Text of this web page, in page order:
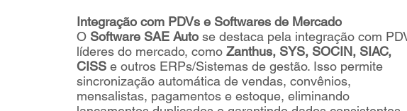
Integração com PDVs e Softwares de Mercado
O Software SAE Auto se destaca pela integração com
líderes do mercado, como Zanthus, SYS, SOCIN, SIAC,
CISS e outros ERPs/Sistemas de gestão. Isso permite
sincronização automática de vendas, convênios,
mensalistas, pagamentos e estoque, eliminando